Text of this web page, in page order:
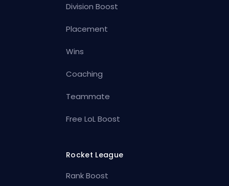
Division Boost
Placement
Wins
Coaching
Teammate
Free LoL Boost
Rocket League
Rank Boost